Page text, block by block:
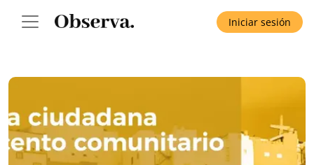
Iniciar sesión